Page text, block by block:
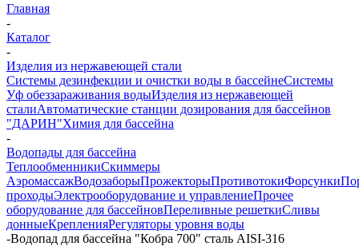
Главная
-
Каталог
-
Изделия из нержавеющей стали
Системы дезинфекции и очистки воды в бассейнеСистемы
Уф обеззараживания водыИзделия из нержавеющей
сталиАвтоматические станции дозирования для бассейнов
"ДАРИН"Химия для бассейна
-
Водопады для бассейна
ТеплообменникиСкиммеры
АэромассажВодозаборыПрожекторыПротивотокиФорсунки
проходыЭлектрооборудование и управлениеПрочее
оборудование для бассейновПереливные решеткиСливы
донныеКрепленияРегуляторы уровня воды
-Водопад для бассейна "Кобра 700" сталь AISI-316